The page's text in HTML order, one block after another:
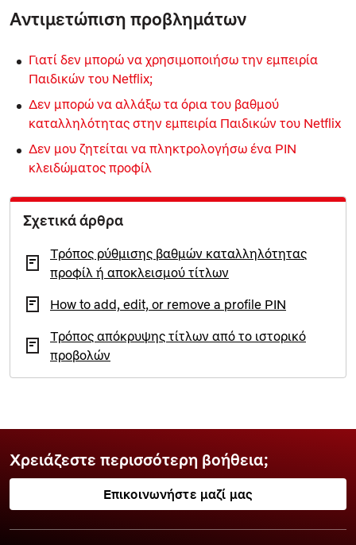
Αντιμετώπιση προβλημάτων
Γιατί δεν μπορώ να χρησιμοποιήσω την εμπειρία
Παιδικών του Netflix;
Δεν μπορώ να αλλάξω τα όρια του βαθμού
καταλληλότητας στην εμπειρία Παιδικών του Netflix
Δεν μου ζητείται να πληκτρολογήσω ένα PIN
κλειδώματος προφίλ
Σχετικά άρθρα
Τρόπος ρύθμισης βαθμών καταλληλότητας
προφίλ ή αποκλεισμού τίτλων
How to add, edit, or remove a profile PIN
Τρόπος απόκρυψης τίτλων από το ιστορικό
προβολών
Χρειάζεστε περισσότερη βοήθεια;
Επικοινωνήστε μαζί μας